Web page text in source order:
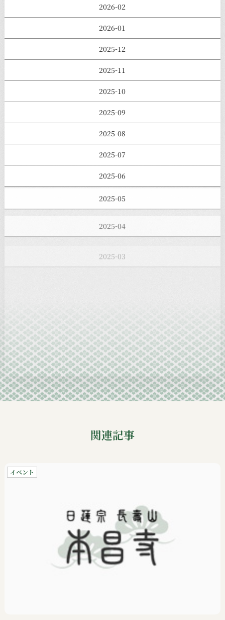
2026-02
2026-01
2025-12
2025-11
2025-10
2025-09
2025-08
2025-07
2025-06
2025-05
2025-03
2025-02
2024-11
2024-10
2024-09
関連記事
イベント